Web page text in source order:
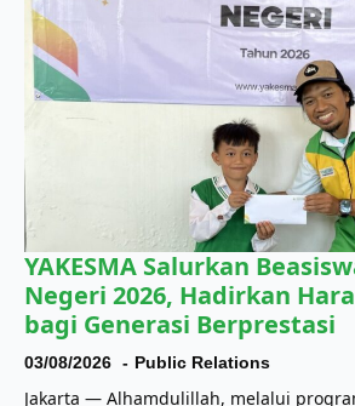
YAKESMA Salurkan
Negeri 2026, Hadirkan
bagi Generasi Berprestasi
03/08/2026 Public Relations
Jakarta — Alhamdulillah, melalui